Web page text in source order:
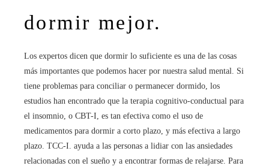
dormir mejor.
Los expertos dicen que dormir lo suficiente es una de las cosas
más importantes que podemos hacer por nuestra salud mental. Si
tiene problemas para conciliar o permanecer dormido, los
estudios han encontrado que la terapia cognitivo-conductual para
el insomnio, o CBT-I, es tan efectiva como el uso de
medicamentos para dormir a corto plazo, y más efectiva a largo
plazo. TCC-I. ayuda a las personas a lidiar con las ansiedades
relacionadas con el sueño y a encontrar formas de relajarse. Para